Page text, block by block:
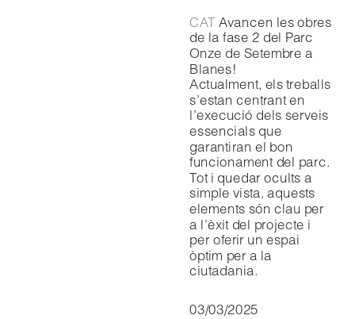
CAT Avancen les obres
de la fase 2 del Parc
Onze de Setembre a
Blanes!
Actualment, els treballs
s’estan centrant en
l’execució dels serveis
essencials que
garantiran el bon
funcionament del parc.
Tot i quedar ocults a
simple vista, aquests
elements són clau per
a l’èxit del projecte i
per oferir un espai
òptim per a la
ciutadania.
03/03/2025